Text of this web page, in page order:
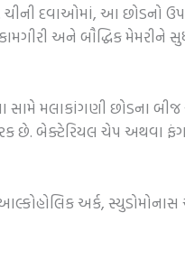
ચીની દવાઓમાં, આ છોડનો
અને બૌદ્ધિક મેમરીને
સામે મલાકાંગણી છોડના બીજ
છે. બેક્ટેરિયલ ચેપ અથવા
અર્ક,